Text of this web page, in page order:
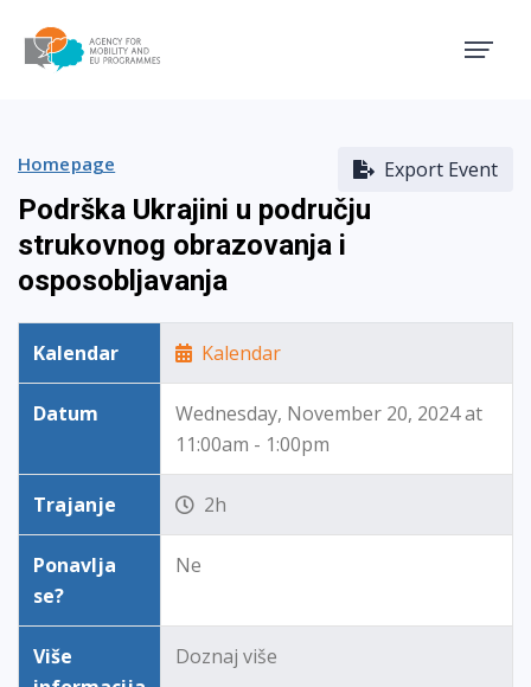
Export Event
Homepage
Podrška Ukrajini u području
strukovnog obrazovanja i
osposobljavanja
Kalendar Kalendar
Datum
Wednesday, November 20, 2024 at
11:00am - 1:00pm
Trajanje 2h
Ponavlja
se?
Ne
Više
Doznaj više